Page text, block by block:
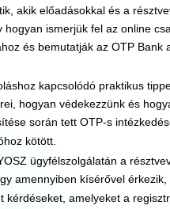
akik előadásokkal és a
ismerjük fel az online
és bemutatják az OTP Bank
kapcsolódó praktikus
hogyan védekezzünk és
során tett OTP-s
kötött.
ügyfélszolgálatán a
amennyiben kísérővel
amelyeket a